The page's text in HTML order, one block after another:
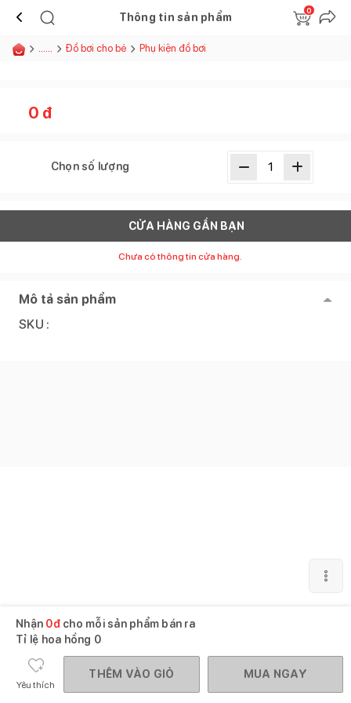
Thông tin sản phẩm
0
...... Đồ bơi cho bé Phụ kiện đồ bơi
0 đ
Chọn số lượng
CỬA HÀNG GẦN BẠN
Chưa có thông tin cửa hàng.
Mô tả sản phẩm
SKU :
Nhận 0đcho mỗi sản phẩm bán ra
Tỉ lệ hoa hồng 0
Yêu thích
THÊM VÀO GIỎ MUA NGAY